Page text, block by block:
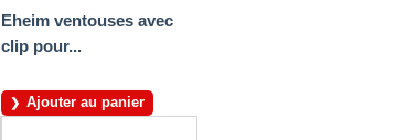
Eheim ventouses avec
clip pour...
Ajouter au panier